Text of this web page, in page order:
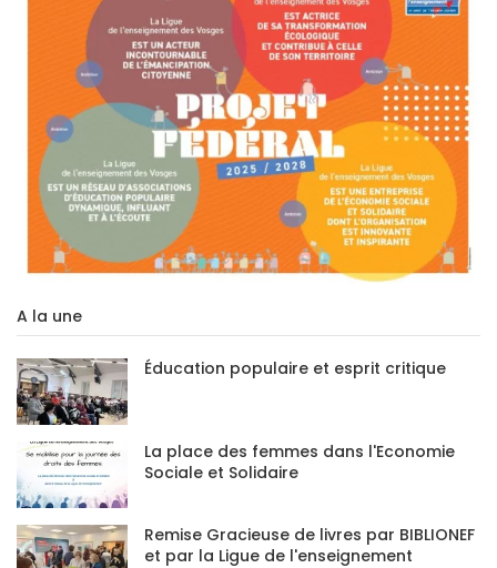
A la une
Éducation populaire et esprit critique
La place des femmes dans l'Economie
Sociale et Solidaire
Remise Gracieuse de livres par BIBLIONEF
et par la Ligue de l'enseignement